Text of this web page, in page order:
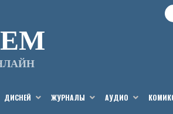
ДИСНЕЙ ЖУРНАЛЫ АУДИО